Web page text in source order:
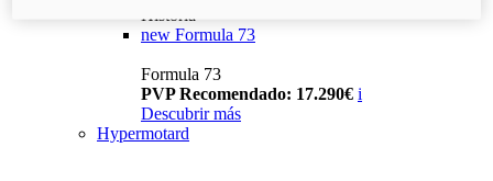
Historia
new Formula 73
Formula 73
PVP Recomendado: 17.290€ i
Descubrir más
Hypermotard